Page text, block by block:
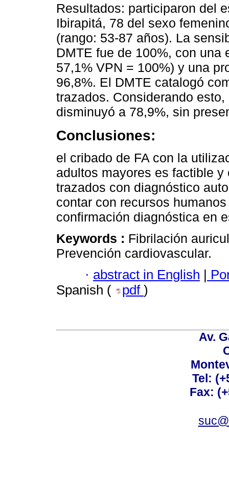
Resultados: participaron del
Ibirapitá, 78 del sexo
(rango: 53-87 años). La
DMTE fue de 100%, con
57,1% VPN = 100%) y una
96,8%. El DMTE catalogó
trazados. Considerando
disminuyó a 78,9%, sin
Conclusiones:
el cribado de FA con la
adultos mayores es factible
trazados con diagnóstico
contar con recursos
confirmación diagnóstica en
Keywords : Fibrilación
Prevención cardiovascular.
· abstract in English
Spanish (
pdf )
Av.
Tel:
Fax: